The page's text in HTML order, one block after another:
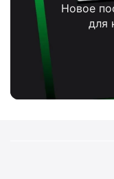
Новое
для